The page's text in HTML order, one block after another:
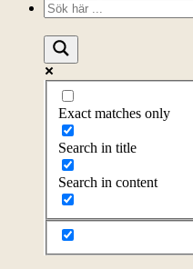
Exact matches only
Search in title
Search in content